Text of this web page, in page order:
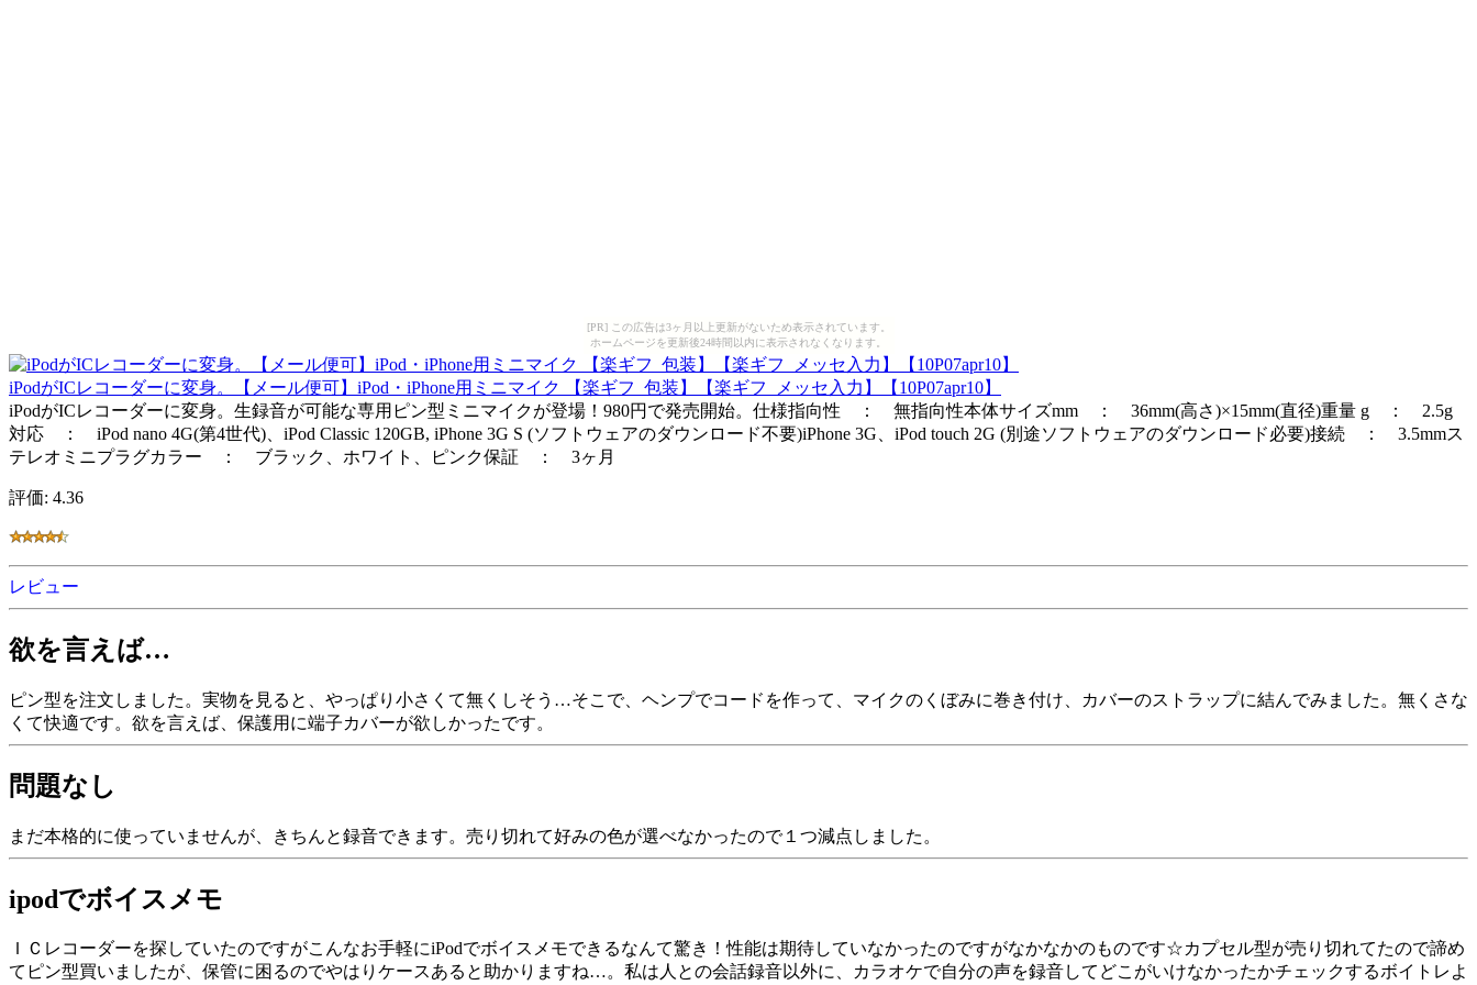
[PR] この広告は3ヶ月以上更新がないため表示されています。
ホームページを更新後24時間以内に表示されなくなります。
iPodがICレコーダーに変身。【メール便可】iPod・iPhone用ミニマイク 【楽ギフ_包装】【楽ギフ_メッセ入力】【10P07apr10】
iPodがICレコーダーに変身。生録音が可能な専用ピン型ミニマイクが登場！980円で発売開始。仕様指向性 ： 無指向性本体サイズmm ： 36mm(高さ)×15mm(直径)重量 g ： 2.5g
対応 ： iPod nano 4G(第4世代)、iPod Classic 120GB, iPhone 3G S (ソフトウェアのダウンロード不要)iPhone 3G、iPod touch 2G (別途ソフトウェアのダウンロード必要)接続 ： 3.5mmス
テレオミニプラグカラー ： ブラック、ホワイト、ピンク保証 ： 3ヶ月
評価: 4.36
レビュー
欲を言えば…
ピン型を注文しました。実物を見ると、やっぱり小さくて無くしそう…そこで、ヘンプでコードを作って、マイクのくぼみに巻き付け、カバーのストラップに結んでみました。無くさな
くて快適です。欲を言えば、保護用に端子カバーが欲しかったです。
問題なし
まだ本格的に使っていませんが、きちんと録音できます。売り切れて好みの色が選べなかったので１つ減点しました。
ipodでボイスメモ
ＩＣレコーダーを探していたのですがこんなお手軽にiPodでボイスメモできるなんて驚き！性能は期待していなかったのですがなかなかのものです☆カプセル型が売り切れてたので諦め
てピン型買いましたが、保管に困るのでやはりケースあると助かりますね…。私は人との会話録音以外に、カラオケで自分の声を録音してどこがいけなかったかチェックするボイトレよ